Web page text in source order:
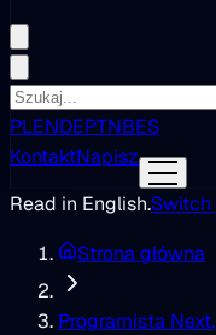
PLENDEPTNBES
KontaktNapisz
Read in English.
Strona główna
Programista